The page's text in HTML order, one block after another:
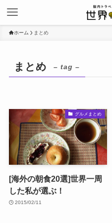
ホーム まとめ
まとめ – tag –
グルメまとめ
[海外の朝食20選]世界一周
した私が選ぶ！
2015/02/11